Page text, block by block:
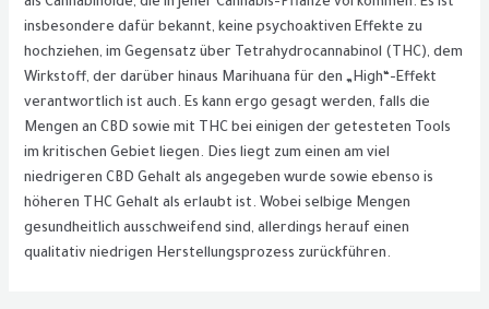
als Cannabinoide, die in jener Cannabis-Pflanze vorkommen. Es ist
insbesondere dafür bekannt, keine psychoaktiven Effekte zu
hochziehen, im Gegensatz über Tetrahydrocannabinol (THC), dem
Wirkstoff, der darüber hinaus Marihuana für den „High“-Effekt
verantwortlich ist auch. Es kann ergo gesagt werden, falls die
Mengen an CBD sowie mit THC bei einigen der getesteten Tools
im kritischen Gebiet liegen. Dies liegt zum einen am viel
niedrigeren CBD Gehalt als angegeben wurde sowie ebenso is
höheren THC Gehalt als erlaubt ist. Wobei selbige Mengen
gesundheitlich ausschweifend sind, allerdings herauf einen
qualitativ niedrigen Herstellungsprozess zurückführen.